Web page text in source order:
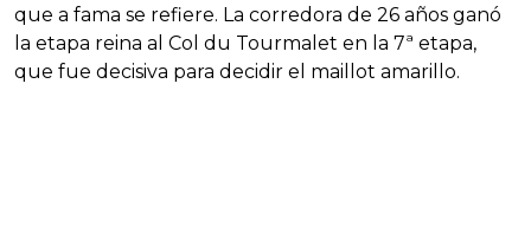
que a fama se refiere. La corredora de 26 años ganó
la etapa reina al Col du Tourmalet en la 7ª etapa,
que fue decisiva para decidir el maillot amarillo.